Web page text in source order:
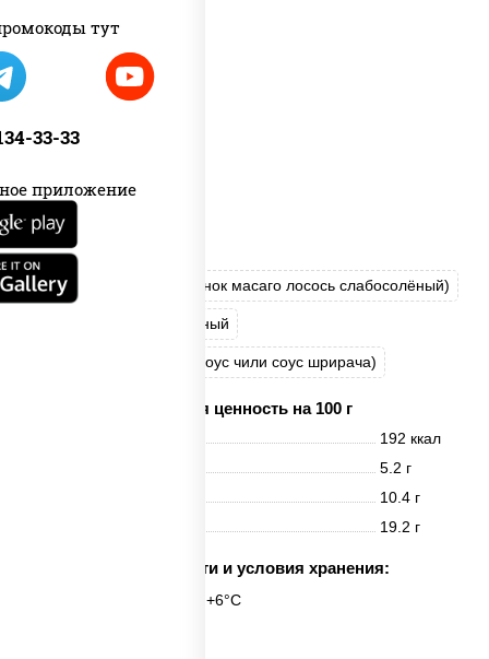
тут
33-33
приложение
рис
соус "Яки" (майонез чеснок масаго лосось слабосолёный)
краб снежный
соус "Спайс" (майонез соус чили соус шрирача)
Пищевая ценность на 100 г
192 ккал
5.2 г
10.4 г
19.2 г
Срок годности и условия хранения:
6 часов при t° от +2°C до +6°C